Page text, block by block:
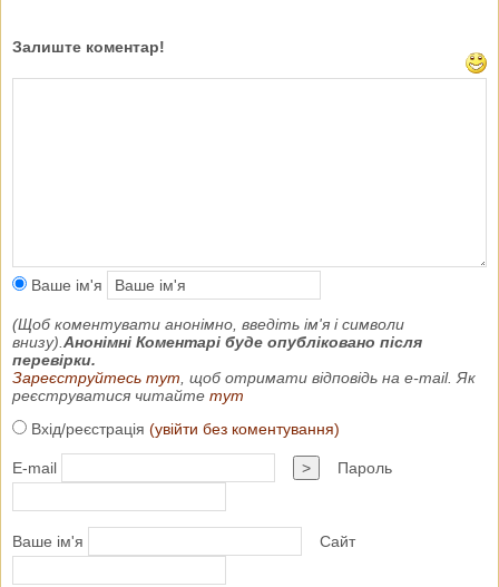
Залиште коментар!
Ваше ім'я
(Щоб коментувати анонімно, введіть ім'я і символи
внизу). Анонімні Коментарі буде опубліковано після
перевірки.
Зареєструйтесь тут , щоб отримати відповідь на e-mail. Як
реєструватися читайте тут
Вхід/реєстрація (увійти без коментування)
E-mail > Пароль
Ваше ім'я Сайт